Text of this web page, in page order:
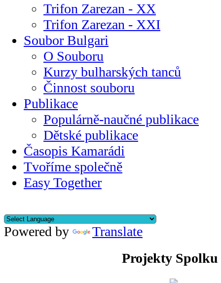
Trifon Zarezan - XX
Trifon Zarezan - XXI
Soubor Bulgari
O Souboru
Kurzy bulharských tanců
Činnost souboru
Publikace
Populárně-naučné publikace
Dětské publikace
Časopis Kamarádi
Tvoříme společně
Easy Together
Powered by
Translate
Projekty Spolku